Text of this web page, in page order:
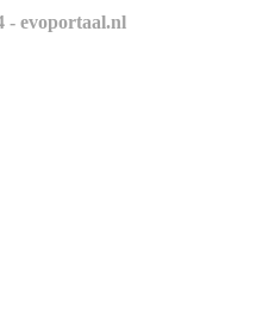
- evoportaal.nl